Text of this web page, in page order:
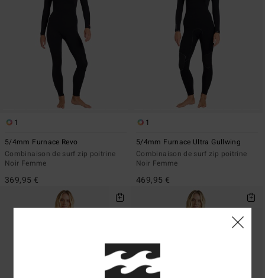
1
5/4mm Furnace Revo
Combinaison de surf zip poitrine
Noir Femme
369,95 €
1
5/4mm Furnace Ultra Gullwing
Combinaison de surf zip poitrine
Noir Femme
469,95 €